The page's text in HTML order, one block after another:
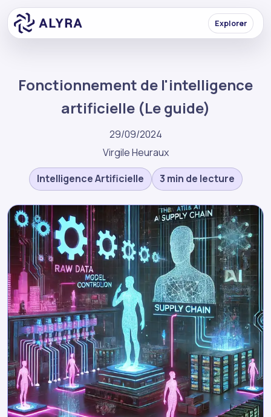
Explorer
Fonctionnement de l'intelligence
artificielle (Le guide)
29/09/2024
Virgile Heuraux
Intelligence Artificielle
3 min de lecture